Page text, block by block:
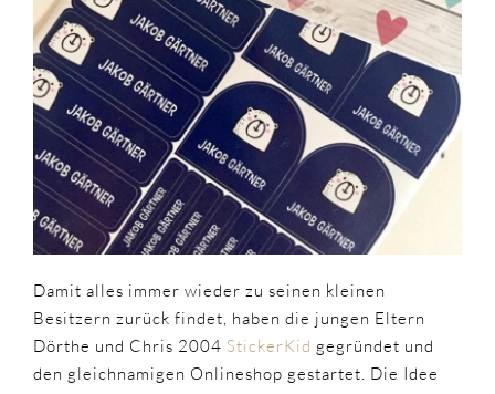
Damit alles immer wieder zu seinen kleinen
Besitzern zurück findet, haben die jungen Eltern
Dörthe und Chris 2004 StickerKid gegründet und
den gleichnamigen Onlineshop gestartet. Die Idee